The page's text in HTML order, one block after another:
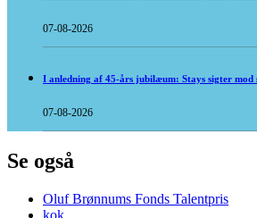
07-08-2026
I anledning af 45-års jubilæum: Stays sigter mod
07-08-2026
Se også
Oluf Brønnums Fonds Talentpris
kok